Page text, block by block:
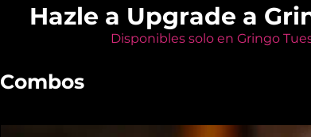
Hazle a Upgrade a
Disponibles solo en Gringo
Combos